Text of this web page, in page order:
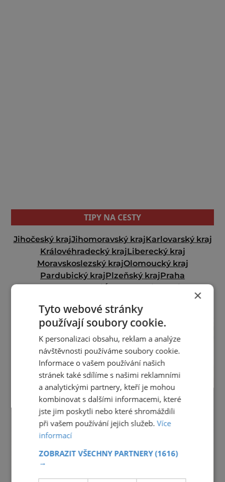
TIPY NA CESTY
Jihočeský krajJihomoravský krajKarlovarský kraj
Královéhradecký krajLiberecký kraj
Moravskoslezský krajOlomoucký kraj
Pardubický krajPlzeňský krajPraha
Středočeský krajÚstecký krajVysočina
reklama
×
Tyto webové stránky
používají soubory cookie.
K personalizaci obsahu, reklam a analýze
návštěvnosti používáme soubory cookie.
Informace o vašem používání našich
stránek také sdílíme s našimi reklamními
a analytickými partnery, kteří je mohou
kombinovat s dalšími informacemi, které
jste jim poskytli nebo které shromáždili
při vašem používání jejich služeb.Více
informací
ZOBRAZIT VŠECHNY PARTNERY(1616)
→